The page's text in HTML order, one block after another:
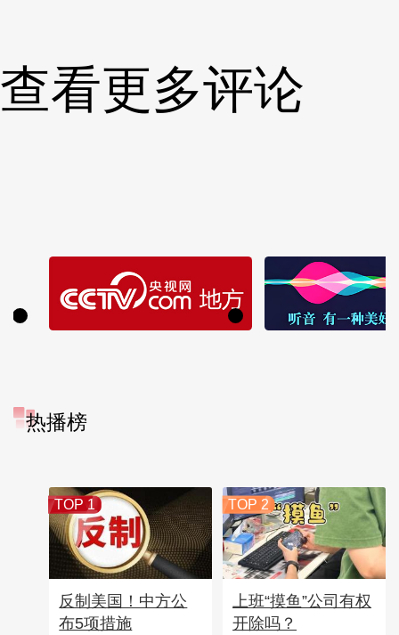
查看更多评论
热播榜
TOP 1
反制美国！中方公
布5项措施
TOP 2
上班“摸鱼”公司有权
开除吗？